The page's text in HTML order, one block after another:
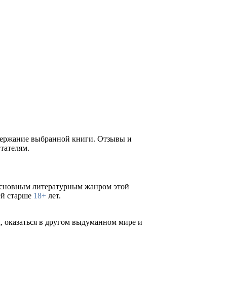
выбранной книги. Отзывы и
литературным жанром этой
старше 18+ лет.
оказаться в другом выдуманном мире и